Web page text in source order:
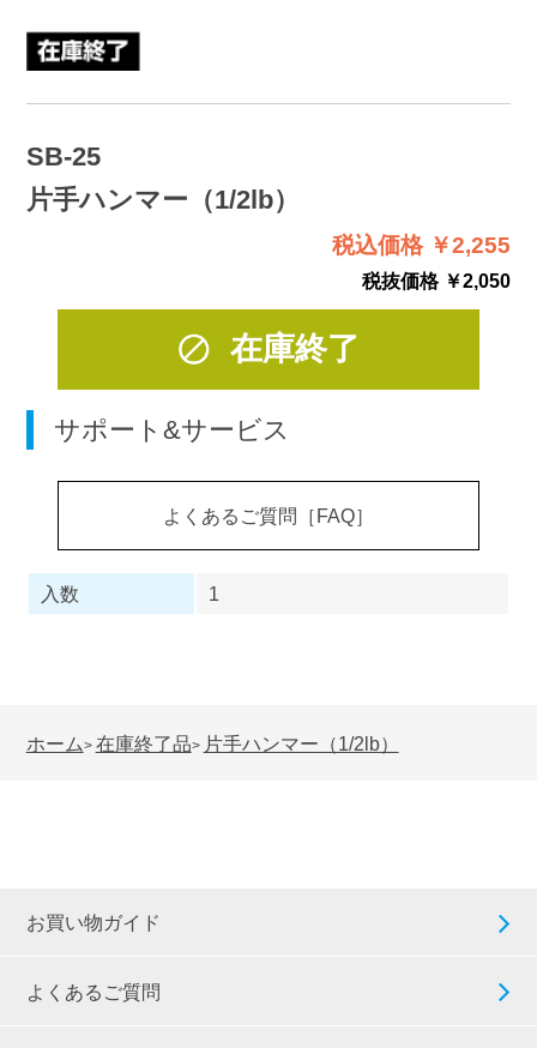
SB-25
片手ハンマー（1/2lb）
税込価格 ￥2,255
税抜価格 ￥2,050
在庫終了
サポート&サービス
よくあるご質問［FAQ］
入数 1
ホーム> 在庫終了品> 片手ハンマー（1/2lb）
お買い物ガイド
よくあるご質問